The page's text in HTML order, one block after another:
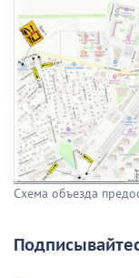
Схема объезда